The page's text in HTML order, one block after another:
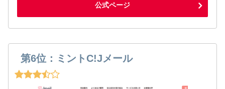
公式ページ
第6位：ミントC!Jメール